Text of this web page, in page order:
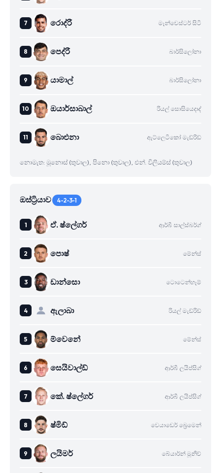
රොද්රී මෑන්චෙස්ටර් සිටි
පෙද්රී බාර්සිලෝනා
යාමාල් බාර්සිලෝනා
ඔයාර්සාබාල් රියල් සොසියෙදාද්
බාෙඑනා ඇට්ලෙටිකෝ මැඩ්රිඩ්
නොමැත: මූනොස් (තුවාල), පිනො (තුවාල), එන්. විලියම්ස් (තුවාල)
ඔස්ට්‍රියාව 4-2-3-1
ඒ. ෂ්ලේගර් ආර්බී සාල්ස්බර්ග්
පොෂ් මේන්ස්
ඩාන්සො ටොටෙන්හෑම්
ඇලාබා රියල් මැඩ්රිඩ්
ම්වෙනේ මේන්ස්
සෙයිවාල්ඩ් ආර්බී ලයිප්සිග්
කේ. ෂ්ලේගර් ආර්බී ලයිප්සිග්
ෂ්මිඩ් වෙයාඩෙර් බ්‍රෙමෙන්
ලයිමර් බේයාර්න් මූනිච්